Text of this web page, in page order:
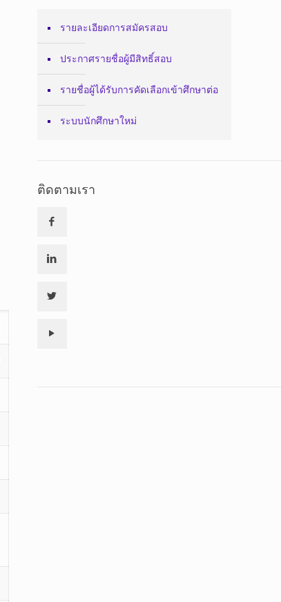
รายละเอียดการสมัครสอบ
ประกาศรายชื่อผู้มีสิทธิ์สอบ
รายชื่อผู้ได้รับการคัดเลือกเข้าศึกษาต่อ
ระบบนักศึกษาใหม่
ติดตามเรา